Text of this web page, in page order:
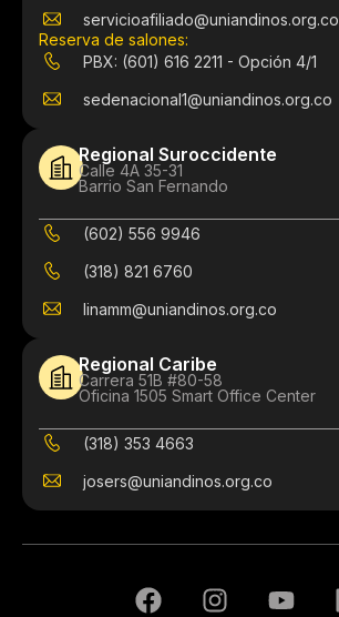
servicioafiliado@uniandinos.org.co
Reserva de salones:
PBX: (601) 616 2211 - Opción 4/1
sedenacional1@uniandinos.org.co
Regional Suroccidente
Calle 4A 35-31
Barrio San Fernando
(602) 556 9946
(318) 821 6760
linamm@uniandinos.org.co
Regional Caribe
Carrera 51B #80-58
Oficina 1505 Smart Office Center
(318) 353 4663
josers@uniandinos.org.co